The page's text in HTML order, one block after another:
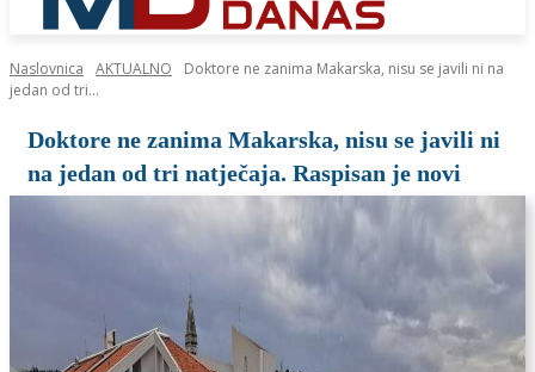
Naslovnica AKTUALNO
Doktore ne zanima Makarska, nisu se javili ni na
jedan od tri...
Doktore ne zanima Makarska, nisu se javili ni
na jedan od tri natječaja. Raspisan je novi